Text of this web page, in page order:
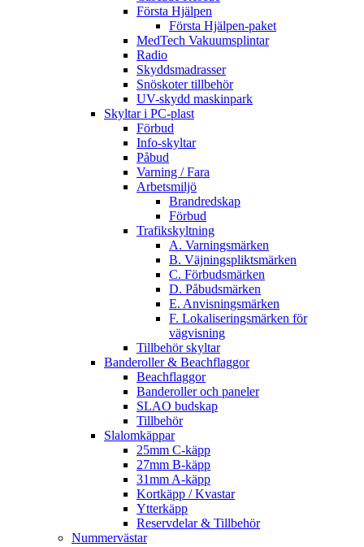
Första Hjälpen
Första Hjälpen-paket
MedTech Vakuumsplintar
Radio
Skyddsmadrasser
Snöskoter tillbehör
UV-skydd maskinpark
Skyltar i PC-plast
Förbud
Info-skyltar
Påbud
Varning / Fara
Arbetsmiljö
Brandredskap
Förbud
Trafikskyltning
A. Varningsmärken
B. Väjningspliktsmärken
C. Förbudsmärken
D. Påbudsmärken
E. Anvisningsmärken
F. Lokaliseringsmärken för
vägvisning
Tillbehör skyltar
Banderoller & Beachflaggor
Beachflaggor
Banderoller och paneler
SLAO budskap
Tillbehör
Slalomkäppar
25mm C-käpp
27mm B-käpp
31mm A-käpp
Kortkäpp / Kvastar
Ytterkäpp
Reservdelar & Tillbehör
Nummervästar